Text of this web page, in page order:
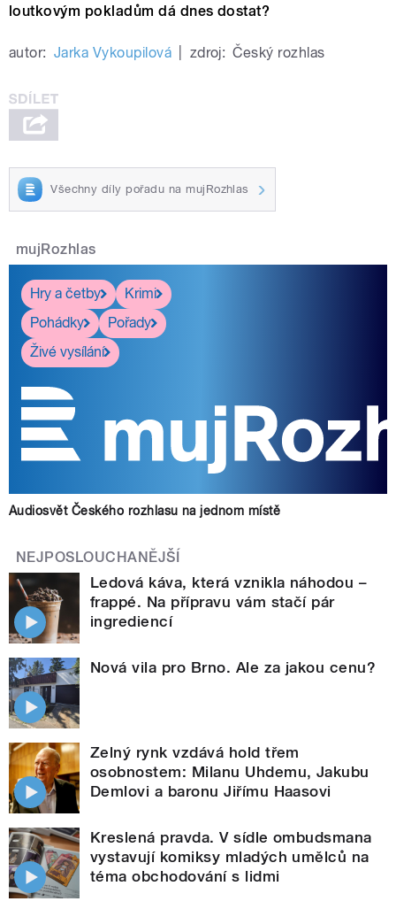
loutkovým pokladům dá dnes dostat?
autor: Jarka Vykoupilová zdroj: Český rozhlas
Všechny díly pořadu na mujRozhlas
mujRozhlas
Hry a četby
Krimi
Pohádky
Pořady
Živé vysílání
Audiosvět Českého rozhlasu na jednom místě
NEJPOSLOUCHANĚJŠÍ
Ledová káva, která vznikla náhodou –
frappé. Na přípravu vám stačí pár
ingrediencí
Nová vila pro Brno. Ale za jakou cenu?
Zelný rynk vzdává hold třem
osobnostem: Milanu Uhdemu, Jakubu
Demlovi a baronu Jiřímu Haasovi
Kreslená pravda. V sídle ombudsmana
vystavují komiksy mladých umělců na
téma obchodování s lidmi